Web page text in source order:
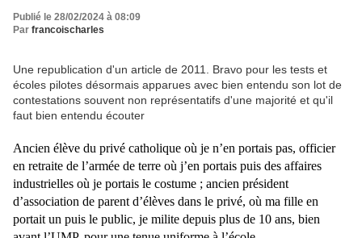
Publié le 28/02/2024 à 08:09
Par francoischarles
Une republication d'un article de 2011. Bravo pour les tests et
écoles pilotes désormais apparues avec bien entendu son lot de
contestations souvent non représentatifs d'une majorité et qu'il
faut bien entendu écouter
Ancien élève du privé catholique où je n’en portais pas, officier
en retraite de l’armée de terre où j’en portais puis des affaires
industrielles où je portais le costume ; ancien président
d’association de parent d’élèves dans le privé, où ma fille en
portait un puis le public, je milite depuis plus de 10 ans, bien